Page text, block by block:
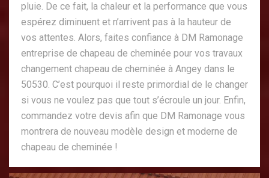
pluie. De ce fait, la chaleur et la performance que vous
espérez diminuent et n’arrivent pas à la hauteur de
vos attentes. Alors, faites confiance à DM Ramonage
entreprise de chapeau de cheminée pour vos travaux
changement chapeau de cheminée à Angey dans le
50530. C’est pourquoi il reste primordial de le changer
si vous ne voulez pas que tout s’écroule un jour. Enfin,
commandez votre devis afin que DM Ramonage vous
montrera de nouveau modèle design et moderne de
chapeau de cheminée !